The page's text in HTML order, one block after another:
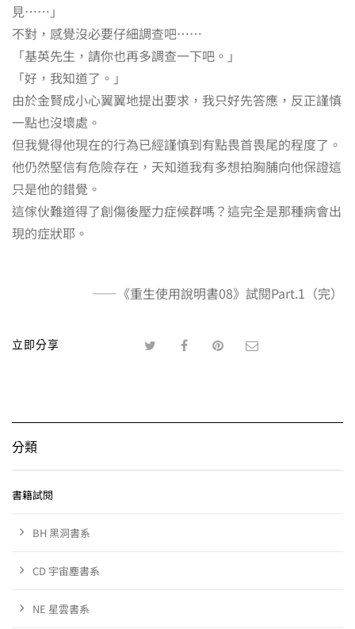
見……」
不對，感覺沒必要仔細調查吧……
「基英先生，請你也再多調查一下吧。」
「好，我知道了。」
由於金賢成小心翼翼地提出要求，我只好先答應，反正謹慎
一點也沒壞處。
但我覺得他現在的行為已經謹慎到有點畏首畏尾的程度了。
他仍然堅信有危險存在，天知道我有多想拍胸脯向他保證這
只是他的錯覺。
這傢伙難道得了創傷後壓力症候群嗎？這完全是那種病會出
現的症狀耶。
——《重生使用說明書08》試閱Part.1（完）
立即分享
分類
書籍試閱
BH 黑洞書系
CD 宇宙塵書系
NE 星雲書系